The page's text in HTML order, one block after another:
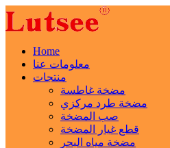
Home
معلومات عنا
منتجات
مضخة غاطسة
مضخة طرد مركزي
صب المضخة
قطع غيار المضخة
مضخة مياه البحر